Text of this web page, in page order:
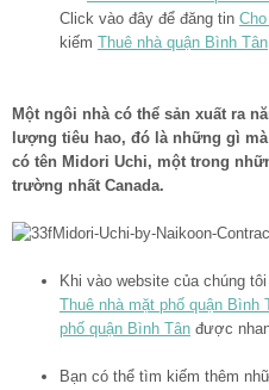
Click vào đây để đăng tin
kiếm Thuê nhà quận Bình Tân
Một ngôi nhà có thể sản xuất ra
lượng tiêu hao, đó là những gì mà
có tên Midori Uchi, một trong
trường nhất Canada.
Khi vào website của chúng
Thuê nhà mặt phố quận Bình
phố quận Bình Tân được
Bạn có thể tìm kiếm thêm